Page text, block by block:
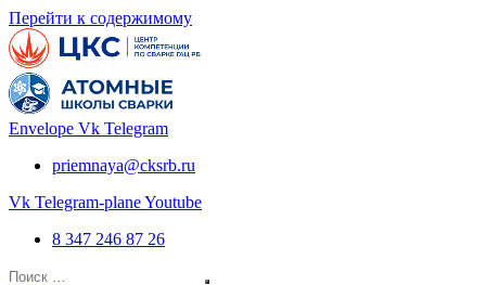
Перейти к содержимому
Envelope Vk Telegram
priemnaya@cksrb.ru
Vk Telegram-planeYoutube
8 347 246 87 26